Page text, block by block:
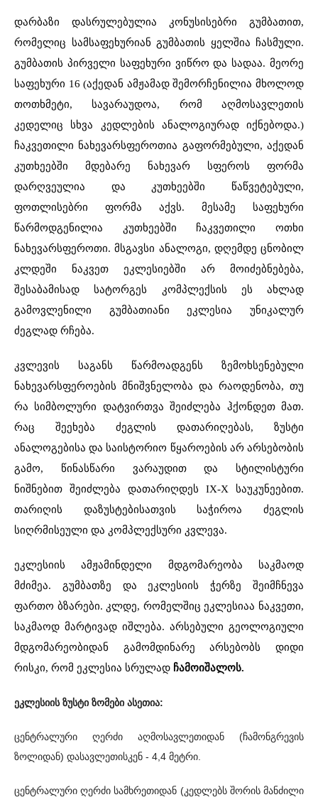
დარბაზი დასრულებულია კონუსისებრი გუმბათით,
რომელიც სამსაფეხურიან გუმბათის ყელშია ჩასმული.
გუმბათის პირველი საფეხური ვიწრო და სადაა. მეორე
საფეხური 16 (აქედან ამჟამად შემორჩენილია მხოლოდ
თოთხმეტი, სავარაუდოა, რომ აღმოსავლეთის
კედელიც სხვა კედლების ანალოგიურად იქნებოდა.)
ჩაკვეთილი ნახევარსფეროთია გაფორმებული, აქედან
კუთხეებში მდებარე ნახევარ სფეროს ფორმა
დარღვეულია და კუთხეებში წაწვეტებული,
ფოთლისებრი ფორმა აქვს. მესამე საფეხური
წარმოდგენილია კუთხეებში ჩაკვეთილი ოთხი
ნახევარსფეროთი. მსგავსი ანალოგი, დღემდე ცნობილ
კლდეში ნაკვეთ ეკლესიებში არ მოიძებნებება,
შესაბამისად სატორგეს კომპლექსის ეს ახლად
გამოვლენილი გუმბათიანი ეკლესია უნიკალურ
ძეგლად რჩება.
კვლევის საგანს წარმოადგენს ზემოხსენებული
ნახევარსფეროების მნიშვნელობა და რაოდენობა, თუ
რა სიმბოლური დატვირთვა შეიძლება ჰქონდეთ მათ.
რაც შეეხება ძეგლის დათარიღებას, ზუსტი
ანალოგებისა და საისტორიო წყაროების არ არსებობის
გამო, წინასწარი ვარაუდით და სტილისტური
ნიშნებით შეიძლება დათარიღდეს IX-X საუკუნეებით.
თარიღის დაზუსტებისათვის საჭიროა ძეგლის
სიღრმისეული და კომპლექსური კვლევა.
ეკლესიის ამჟამინდელი მდგომარეობა საკმაოდ
მძიმეა. გუმბათზე და ეკლესიის ჭერზე შეიმჩნევა
ფართო ბზარები. კლდე, რომელშიც ეკლესიაა ნაკვეთი,
საკმაოდ მარტივად იშლება. არსებული გეოლოგიული
მდგომარეობიდან გამომდინარე არსებობს დიდი
რისკი, რომ ეკლესია სრულად ჩამოიშალოს.
ეკლესიის ზუსტი ზომები ასეთია:
ცენტრალური ღერძი აღმოსავლეთიდან (ჩამონგრევის
ზოლიდან) დასავლეთისკენ - 4,4 მეტრი.
ცენტრალური ღერძი სამხრეთიდან (კედლებს შორის მანძილი